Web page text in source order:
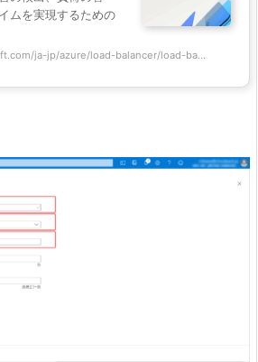
ムを実現するための
ja-jp/azure/load-balancer/load-ba...